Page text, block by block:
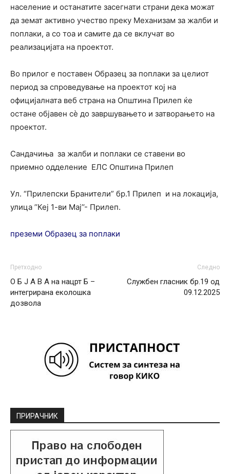
население и останатите засегнати страни дека можат
да земат активно учество преку Механизам за жалби и
поплаки, а со тоа и самите да се вклучат во
реализацијата на проектот.
Во прилог е поставен Образец за поплаки за целиот
период за спроведување на проектот кој на
официјалната веб страна на Општина Прилеп ќе
остане објавен сѐ до завршувањето и затворањето на
проектот.
Сандачиња за жалби и поплаки се ставени во
приемно одделение ЕЛС Општина Прилеп
Ул. “Прилепски Бранители” бр.1 Прилеп и на локација,
улица ’’Кеј 1-ви Мај’’- Прилеп.
преземи Образец за поплаки
Претходно
О Б Ј А В А на нацрт Б –
интегрирана еколошка
дозвола
Следно
Службен гласник бр.19 од
09.12.2025
ПРИРАЧНИК